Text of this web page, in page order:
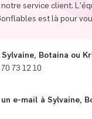
service client.
est là pour
Botaina ou
73 12 10
e-mail à Sylvaine,